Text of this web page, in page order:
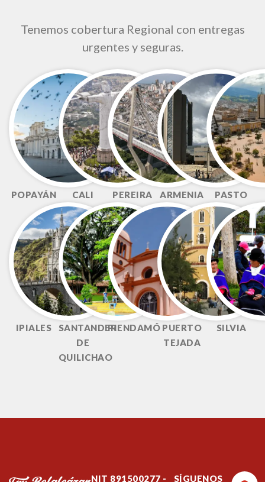
Tenemos cobertura Regional con entregas
urgentes y seguras.
POPAYÁN CALI PEREIRA ARMENIA PASTO
IPIALES
SANTANDER
DE
QUILICHAO
PIENDAMÓ PUERTO
TEJADA
SILVIA
NIT 891500277 -
SÍGUENOS